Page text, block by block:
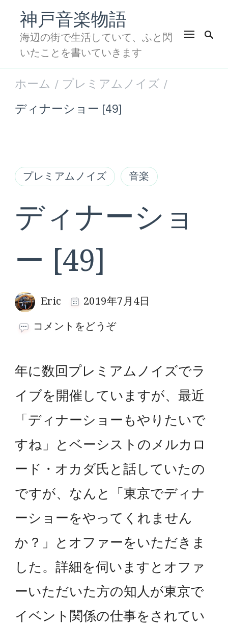
神戸音楽物語
海辺の街で生活していて、ふと閃
いたことを書いていきます
ホーム / プレミアムノイズ /
ディナーショー [49]
プレミアムノイズ 音楽
ディナーショ
ー [49]
Eric
2019年7月4日
コメントをどうぞ(デ
ー
ョ
ー
年に数回プレミアムノイズでラ
イブを開催していますが、最近
「ディナーショーもやりたいで
すね」とベーシストのメルカロ
ード・オカダ氏と話していたの
ですが、なんと「東京でディナ
ーショーをやってくれません
か？」とオファーをいただきま
した。詳細を伺いますとオファ
ーいただいた方の知人が東京で
イベント関係の仕事をされてい